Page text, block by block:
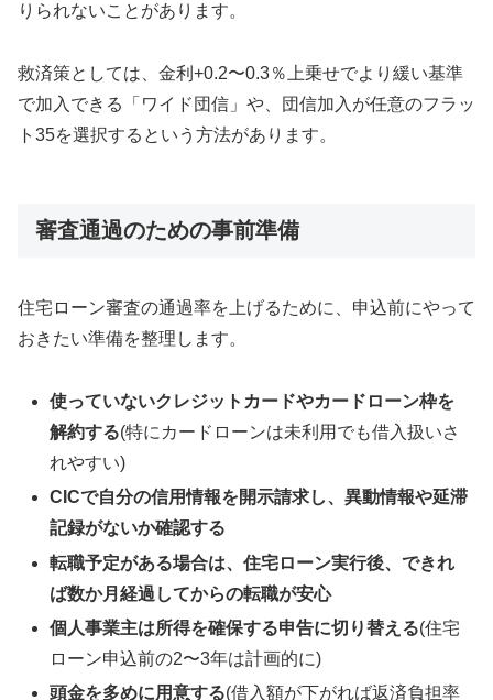
りられないことがあります。
救済策としては、金利+0.2〜0.3％上乗せでより緩い基準
で加入できる「ワイド団信」や、団信加入が任意のフラッ
ト35を選択するという方法があります。
審査通過のための事前準備
住宅ローン審査の通過率を上げるために、申込前にやって
おきたい準備を整理します。
使っていないクレジットカードやカードローン枠を
解約する(特にカードローンは未利用でも借入扱いさ
れやすい)
CICで自分の信用情報を開示請求し、異動情報や延滞
記録がないか確認する
転職予定がある場合は、住宅ローン実行後、できれ
ば数か月経過してからの転職が安心
個人事業主は所得を確保する申告に切り替える(住宅
ローン申込前の2〜3年は計画的に)
頭金を多めに用意する(借入額が下がれば返済負担率